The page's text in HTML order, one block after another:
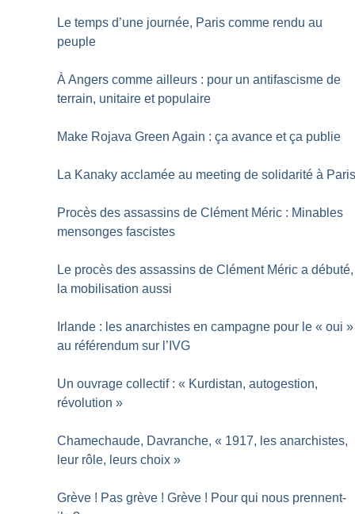
Le temps d’une journée, Paris comme rendu au
peuple
À Angers comme ailleurs : pour un antifascisme de
terrain, unitaire et populaire
Make Rojava Green Again : ça avance et ça publie
La Kanaky acclamée au meeting de solidarité à
Procès des assassins de Clément Méric : Minables
mensonges fascistes
Le procès des assassins de Clément Méric a débuté,
la mobilisation aussi
Irlande : les anarchistes en campagne pour le « oui »
au référendum sur l’IVG
Un ouvrage collectif : « Kurdistan, autogestion,
révolution »
Chamechaude, Davranche, « 1917, les anarchistes,
leur rôle, leurs choix »
Grève ! Pas grève ! Grève ! Pour qui nous prennent-